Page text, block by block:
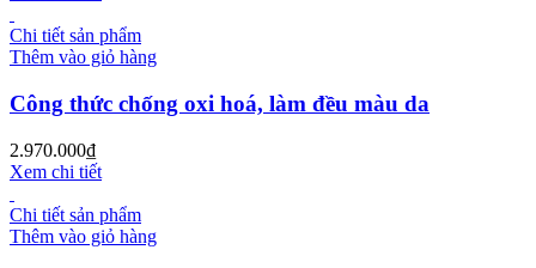
Chi tiết sản phẩm
Thêm vào giỏ hàng
Công thức chống oxi hoá, làm đều màu da
2.970.000₫
Xem chi tiết
Chi tiết sản phẩm
Thêm vào giỏ hàng